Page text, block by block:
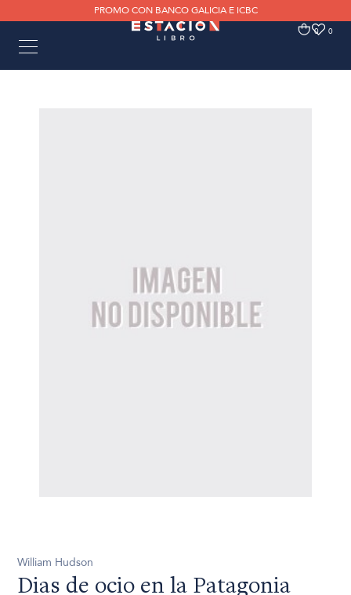
PROMO CON BANCO GALICIA E ICBC
0 0
William Hudson
Dias de ocio en la Patagonia